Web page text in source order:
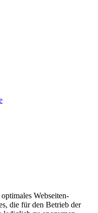
Webseiten-
die für den Betrieb der